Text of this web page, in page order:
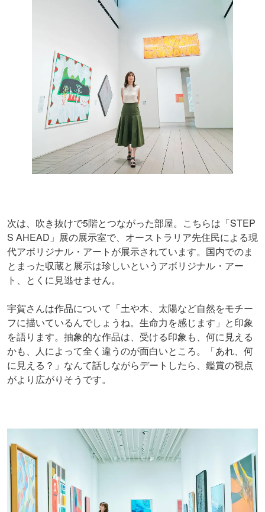
次は、吹き抜けで5階とつながった部屋。こちらは「STEP
S AHEAD」展の展示室で、オーストラリア先住民による現
代アボリジナル・アートが展示されています。国内でのま
とまった収蔵と展示は珍しいというアボリジナル・アー
ト、とくに見逃せません。
宇賀さんは作品について「土や木、太陽など自然をモチー
フに描いているんでしょうね。生命力を感じます」と印象
を語ります。抽象的な作品は、受ける印象も、何に見える
かも、人によって全く違うのが面白いところ。「あれ、何
に見える？」なんて話しながらデートしたら、鑑賞の視点
がより広がりそうです。